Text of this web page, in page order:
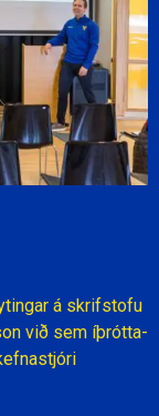
á skrifstofu
við sem íþrótta-